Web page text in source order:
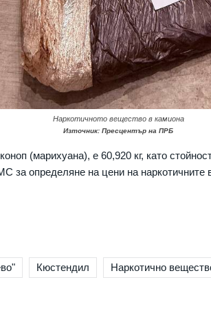
Наркотичното вещество в камиона
Източник: Пресцентър на ПРБ
(марихуана), е 60,920 кг, като
за определяне на цени на наркотичните
Кюстендил Наркотично